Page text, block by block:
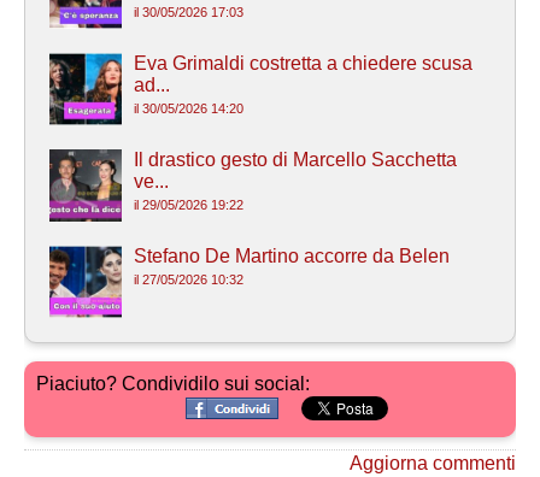
il 30/05/2026 17:03
Eva Grimaldi costretta a chiedere scusa
ad...
il 30/05/2026 14:20
Il drastico gesto di Marcello Sacchetta
ve...
il 29/05/2026 19:22
Stefano De Martino accorre da Belen
il 27/05/2026 10:32
Piaciuto? Condividilo sui social:
Aggiorna commenti